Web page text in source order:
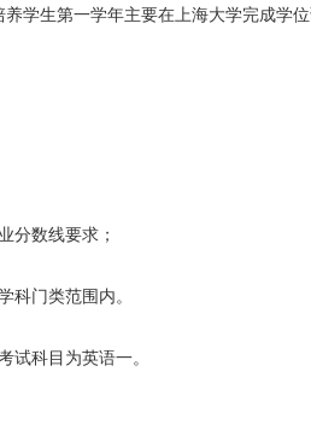
学生第一学年主要在上海大学完成
分数线要求；
科门类范围内。
试科目为英语一。